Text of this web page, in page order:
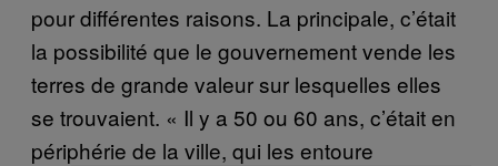
pour différentes raisons. La principale, c’était
la possibilité que le gouvernement vende les
terres de grande valeur sur lesquelles elles
se trouvaient. « Il y a 50 ou 60 ans, c’était en
périphérie de la ville, qui les entoure